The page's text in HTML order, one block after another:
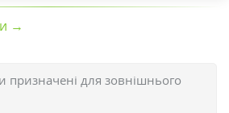
→
призначені для зовнішнього